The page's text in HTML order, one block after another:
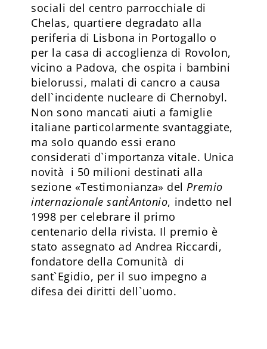
sociali del centro parrocchiale di
Chelas, quartiere degradato alla
periferia di Lisbona in Portogallo o
per la casa di accoglienza di Rovolon,
vicino a Padova, che ospita i bambini
bielorussi, malati di cancro a causa
dell`incidente nucleare di Chernobyl.
Non sono mancati aiuti a famiglie
italiane particolarmente svantaggiate,
ma solo quando essi erano
considerati d`importanza vitale. Unica
novità i 50 milioni destinati alla
sezione «Testimonianza» delPremio
internazionale sant`Antonio, indetto nel
1998 per celebrare il primo
centenario della rivista. Il premio è
stato assegnato ad Andrea Riccardi,
fondatore della Comunità di
sant`Egidio, per il suo impegno a
difesa dei diritti dell`uomo.